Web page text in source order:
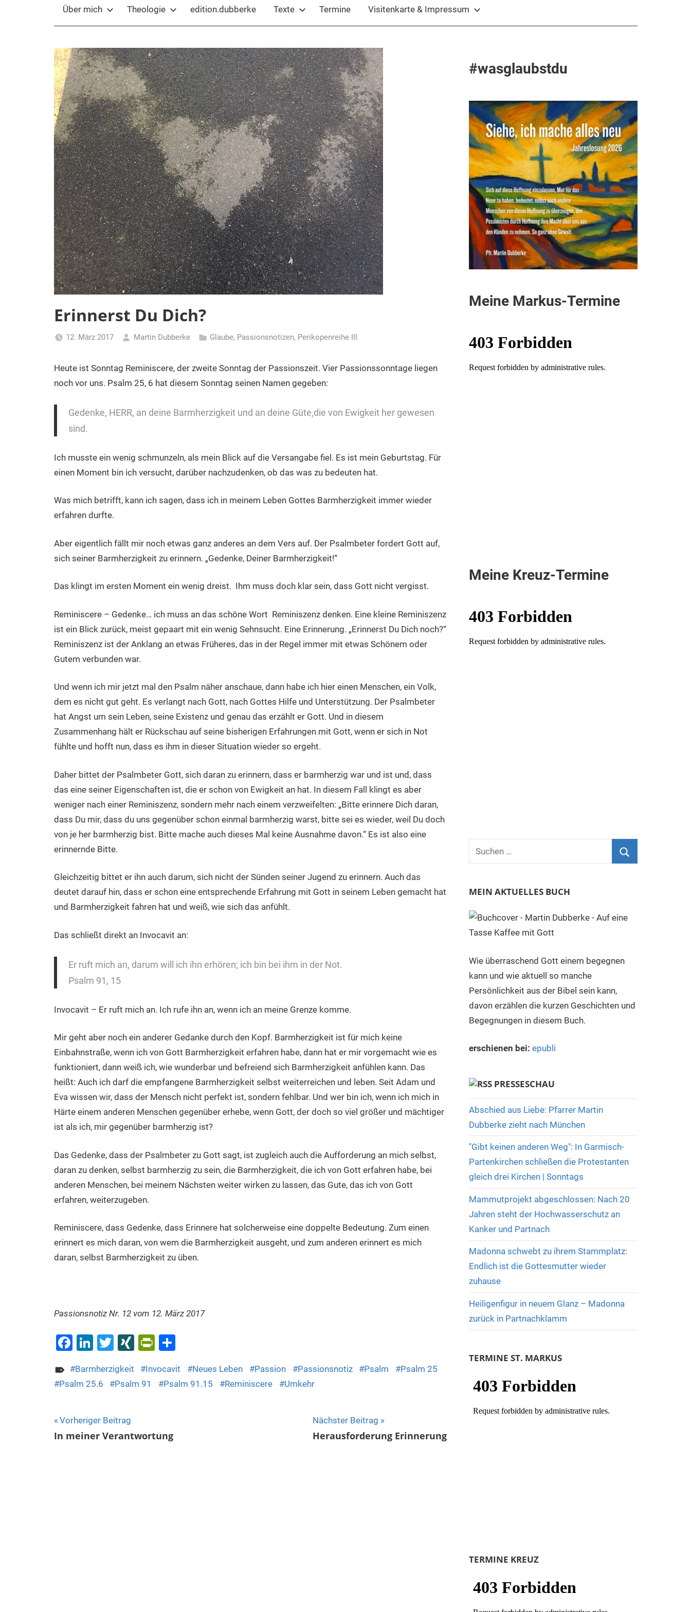
Über mich Theologie edition.dubberke Texte Termine Visitenkarte & Impressum
Erinnerst Du Dich?
12. März 2017 Martin Dubberke Glaube, Passionsnotizen, Perikopenreihe III
Heute ist Sonntag Reminiscere, der zweite Sonntag der Passionszeit. Vier Passionssonntage liegen
noch vor uns. Psalm 25, 6 hat diesem Sonntag seinen Namen gegeben:
Gedenke, HERR, an deine Barmherzigkeit und an deine Güte,die von Ewigkeit her gewesen
sind.
Ich musste ein wenig schmunzeln, als mein Blick auf die Versangabe fiel. Es ist mein Geburtstag. Für
einen Moment bin ich versucht, darüber nachzudenken, ob das was zu bedeuten hat.
Was mich betrifft, kann ich sagen, dass ich in meinem Leben Gottes Barmherzigkeit immer wieder
erfahren durfte.
Aber eigentlich fällt mir noch etwas ganz anderes an dem Vers auf. Der Psalmbeter fordert Gott auf,
sich seiner Barmherzigkeit zu erinnern. „Gedenke, Deiner Barmherzigkeit!“
Das klingt im ersten Moment ein wenig dreist. Ihm muss doch klar sein, dass Gott nicht vergisst.
Reminiscere – Gedenke… ich muss an das schöne Wort Reminiszenz denken. Eine kleine Reminiszenz
ist ein Blick zurück, meist gepaart mit ein wenig Sehnsucht. Eine Erinnerung. „Erinnerst Du Dich noch?“
Reminiszenz ist der Anklang an etwas Früheres, das in der Regel immer mit etwas Schönem oder
Gutem verbunden war.
Und wenn ich mir jetzt mal den Psalm näher anschaue, dann habe ich hier einen Menschen, ein Volk,
dem es nicht gut geht. Es verlangt nach Gott, nach Gottes Hilfe und Unterstützung. Der Psalmbeter
hat Angst um sein Leben, seine Existenz und genau das erzählt er Gott. Und in diesem
Zusammenhang hält er Rückschau auf seine bisherigen Erfahrungen mit Gott, wenn er sich in Not
fühlte und hofft nun, dass es ihm in dieser Situation wieder so ergeht.
Daher bittet der Psalmbeter Gott, sich daran zu erinnern, dass er barmherzig war und ist und, dass
das eine seiner Eigenschaften ist, die er schon von Ewigkeit an hat. In diesem Fall klingt es aber
weniger nach einer Reminiszenz, sondern mehr nach einem verzweifelten: „Bitte erinnere Dich daran,
dass Du mir, dass du uns gegenüber schon einmal barmherzig warst, bitte sei es wieder, weil Du doch
von je her barmherzig bist. Bitte mache auch dieses Mal keine Ausnahme davon.“ Es ist also eine
erinnernde Bitte.
Gleichzeitig bittet er ihn auch darum, sich nicht der Sünden seiner Jugend zu erinnern. Auch das
deutet darauf hin, dass er schon eine entsprechende Erfahrung mit Gott in seinem Leben gemacht hat
und Barmherzigkeit fahren hat und weiß, wie sich das anfühlt.
Das schließt direkt an Invocavit an:
Er ruft mich an, darum will ich ihn erhören; ich bin bei ihm in der Not.
Psalm 91, 15
Invocavit – Er ruft mich an. Ich rufe ihn an, wenn ich an meine Grenze komme.
Mir geht aber noch ein anderer Gedanke durch den Kopf. Barmherzigkeit ist für mich keine
Einbahnstraße, wenn ich von Gott Barmherzigkeit erfahren habe, dann hat er mir vorgemacht wie es
funktioniert, dann weiß ich, wie wunderbar und befreiend sich Barmherzigkeit anfühlen kann. Das
heißt: Auch ich darf die empfangene Barmherzigkeit selbst weiterreichen und leben. Seit Adam und
Eva wissen wir, dass der Mensch nicht perfekt ist, sondern fehlbar. Und wer bin ich, wenn ich mich in
Härte einem anderen Menschen gegenüber erhebe, wenn Gott, der doch so viel größer und mächtiger
ist als ich, mir gegenüber barmherzig ist?
Das Gedenke, dass der Psalmbeter zu Gott sagt, ist zugleich auch die Aufforderung an mich selbst,
daran zu denken, selbst barmherzig zu sein, die Barmherzigkeit, die ich von Gott erfahren habe, bei
anderen Menschen, bei meinem Nächsten weiter wirken zu lassen, das Gute, das ich von Gott
erfahren, weiterzugeben.
Reminiscere, dass Gedenke, dass Erinnere hat solcherweise eine doppelte Bedeutung. Zum einen
erinnert es mich daran, von wem die Barmherzigkeit ausgeht, und zum anderen erinnert es mich
daran, selbst Barmherzigkeit zu üben.
Passionsnotiz Nr. 12 vom 12. März 2017
Facebook
LinkedIn
Twitter
XINGPrintFriendly
Teilen
Barmherzigkeit Invocavit Neues Leben Passion Passionsnotiz Psalm
Psalm 25
Psalm 25.6
Psalm 91 Psalm 91.15 Reminiscere Umkehr
Beitragsnavigation
Vorheriger Beitrag
In meiner Verantwortung
Nächster Beitrag
Herausforderung Erinnerung
#wasglaubstdu
Meine Markus-Termine
Meine Kreuz-Termine
Suchen
nach:
MEIN AKTUELLES BUCH
Wie überraschend Gott einem begegnen
kann und wie aktuell so manche
Persönlichkeit aus der Bibel sein kann,
davon erzählen die kurzen Geschichten und
Begegnungen in diesem Buch.
erschienen bei: epubli
PRESSESCHAU
Abschied aus Liebe: Pfarrer Martin
Dubberke zieht nach München
"Gibt keinen anderen Weg": In Garmisch-
Partenkirchen schließen die Protestanten
gleich drei Kirchen | Sonntags
Mammutprojekt abgeschlossen: Nach 20
Jahren steht der Hochwasserschutz an
Kanker und Partnach
Madonna schwebt zu ihrem Stammplatz:
Endlich ist die Gottesmutter wieder
zuhause
Heiligenfigur in neuem Glanz – Madonna
zurück in Partnachklamm
TERMINE ST. MARKUS
TERMINE KREUZ